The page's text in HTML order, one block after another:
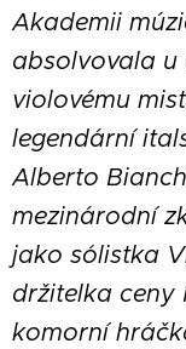
Akademii
absolvovala u
violovému
legendární
Alberto
mezinárodní
jako sólistka
držitelka ceny
komorní